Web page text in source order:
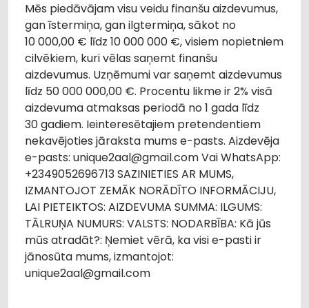
Mēs piedāvājam visu veidu finanšu aizdevumus,
gan īstermiņa, gan ilgtermiņa, sākot no
10 000,00 € līdz 10 000 000 €, visiem nopietniem
cilvēkiem, kuri vēlas saņemt finanšu
aizdevumus. Uzņēmumi var saņemt aizdevumus
līdz 50 000 000,00 €. Procentu likme ir 2% visā
aizdevuma atmaksas periodā no 1 gada līdz
30 gadiem. Ieinteresētajiem pretendentiem
nekavējoties jāraksta mums e-pasts. Aizdevēja
e-pasts: unique2aal@gmail.com Vai WhatsApp:
+2349052696713 SAZINIETIES AR MUMS,
IZMANTOJOT ZEMĀK NORĀDĪTO INFORMĀCIJU,
LAI PIETEIKTOS: AIZDEVUMA SUMMA: ILGUMS:
TĀLRUŅA NUMURS: VALSTS: NODARBĪBA: Kā jūs
mūs atradāt?: Ņemiet vērā, ka visi e-pasti ir
jānosūta mums, izmantojot:
unique2aal@gmail.com